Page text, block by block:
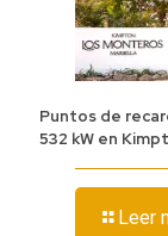
Puntos de
532 kW en
Leer